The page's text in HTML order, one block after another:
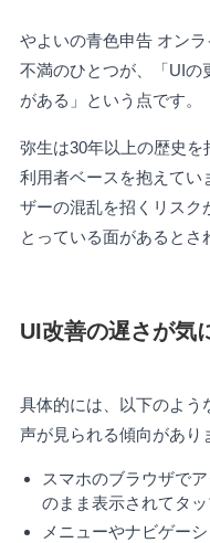
やよいの青色申告 オン
不満のひとつが、「UIの
がある」という点です。
弥生は30年以上の歴史
利用者ベースを抱えてい
ザーの混乱を招くリスク
とっている面があるとさ
UI改善の遅さが気
具体的には、以下のよう
声が見られる傾向があり
スマホのブラウザで
のまま表示されてタ
メニューやナビゲー